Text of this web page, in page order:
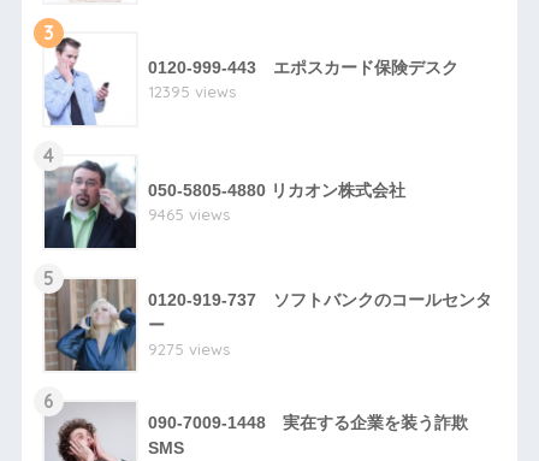
3
0120-999-443 エポスカード保険デスク
12395 views
4
050-5805-4880 リカオン株式会社
9465 views
5
0120-919-737 ソフトバンクのコールセンタ
ー
9275 views
6
090-7009-1448 実在する企業を装う詐欺
SMS